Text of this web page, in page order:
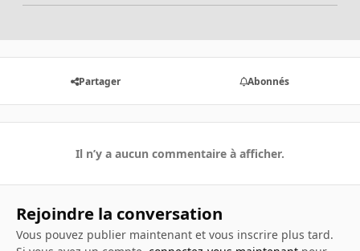
Partager Abonnés
Il n’y a aucun commentaire à afficher.
Rejoindre la conversation
Vous pouvez publier maintenant et vous inscrire plus tard.